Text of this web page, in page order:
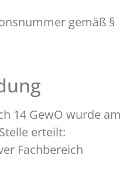
gemäß §
14 GewO wurde am
erteilt:
Fachbereich